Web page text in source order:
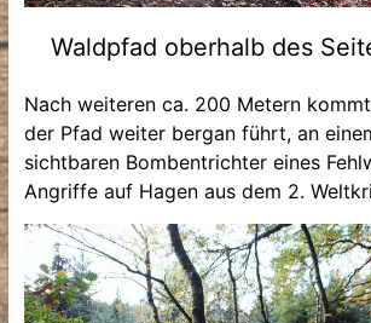
Waldpfad oberhalb des
Nach weiteren ca. 200 Metern
der Pfad weiter bergan führt, an
sichtbaren Bombentrichter eines
Angriffe auf Hagen aus dem 2.